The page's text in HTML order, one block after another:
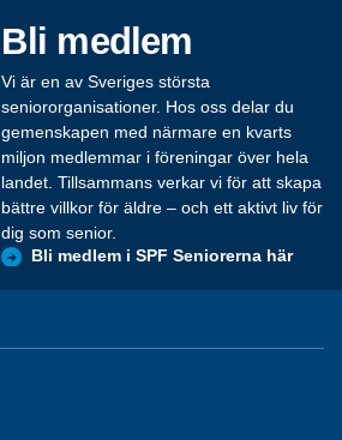
Bli medlem
Vi är en av Sveriges största
seniororganisationer. Hos oss delar du
gemenskapen med närmare en kvarts
miljon medlemmar i föreningar över hela
landet. Tillsammans verkar vi för att skapa
bättre villkor för äldre – och ett aktivt liv för
dig som senior.
Bli medlem i SPF Seniorerna här